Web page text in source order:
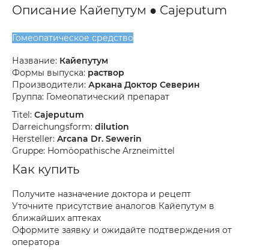
Описание Кайепутум ● Cajeputum
Гомеопатическое средство
Название: Кайепутум
Формы выпуска: раствор
Производители: Аркана Доктор Северин
Группа: Гомеопатический препарат
Titel: Cajeputum
Darreichungsform: dilution
Hersteller: Arcana Dr. Sewerin
Gruppe: Homöopathische Arzneimittel
Как купить
Получите назначение доктора и рецепт
Уточните присутствие аналогов Кайепутум в
ближайших аптеках
Оформите заявку и ожидайте подтверждения от
оператора